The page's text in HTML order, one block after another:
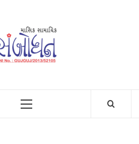
Primary